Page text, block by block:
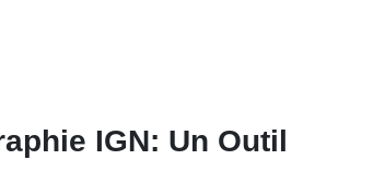
IGN: Un Outil